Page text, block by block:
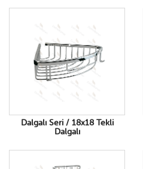
Dalgalı Seri / 18x18 Tekli
Dalgalı